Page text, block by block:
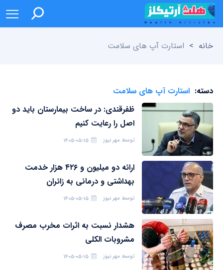
خانه > استارت آپ های سلامت
دسته: استارت آپ های سلامت
ظفرقندی: در ساخت بیمارستان باید دو
اصل را رعایت کنیم
توسط مهر نیوز ۱۴۰۵-۰۵-۱۵
ارائه دو میلیون و ۴۲۶ هزار خدمت
بهداشتی و درمانی به زائران
توسط مهر نیوز ۱۴۰۵-۰۵-۱۵
هشدار نسبت به اثرات مخرب مصرف
مشروبات الکلی
توسط مهر نیوز ۱۴۰۵-۰۵-۱۵